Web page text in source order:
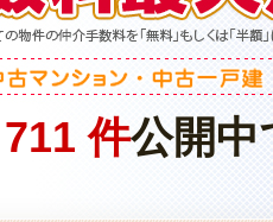
711 件公開中